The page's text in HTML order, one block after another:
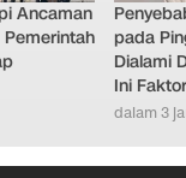
Ancaman
Pemerintah
pada
Dialami
Ini
dalam 3